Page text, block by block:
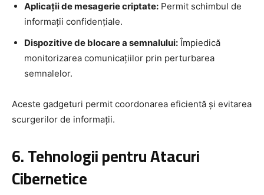
Aplicații de mesagerie criptate: Permit schimbul de
informații confidențiale.
Dispozitive de blocare a semnalului: Împiedică
monitorizarea comunicațiilor prin perturbarea
semnalelor.
Aceste gadgeturi permit coordonarea eficientă și evitarea
scurgerilor de informații.
6. Tehnologii pentru Atacuri
Cibernetice